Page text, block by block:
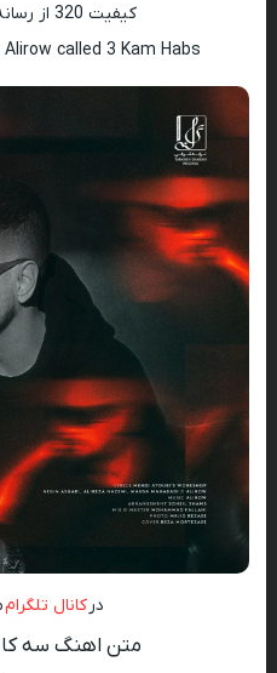
کیفیت 320 از رسانه ی
called 3 Kam Habs
در کانال تلگرام
متن اهنگ سه